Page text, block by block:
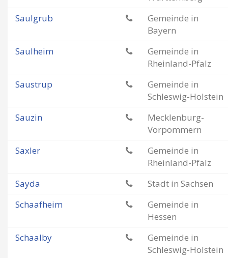
Saulgrub
Gemeinde in
Bayern
Saulheim
Gemeinde in
Rheinland-Pfalz
Saustrup
Gemeinde in
Schleswig-Holstein
Sauzin
Mecklenburg-
Vorpommern
Saxler
Gemeinde in
Rheinland-Pfalz
Sayda
Stadt in Sachsen
Schaafheim
Gemeinde in
Hessen
Schaalby
Gemeinde in
Schleswig-Holstein